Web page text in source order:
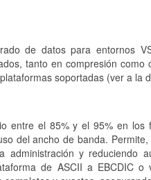
de datos para entornos
tanto en compresión como
soportadas (ver a la
entre el 85% y el 95% en los
del ancho de banda.
administración y reduciendo
de ASCII a EBCDIC o